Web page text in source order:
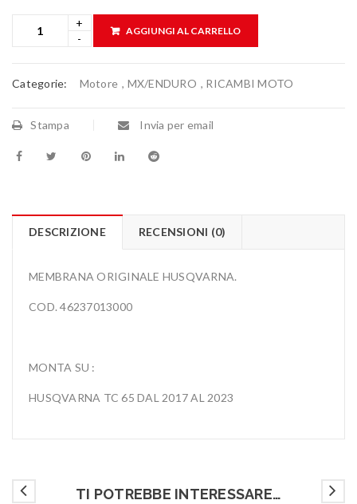
AGGIUNGI AL CARRELLO
Categorie: Motore , MX/ENDURO , RICAMBI MOTO
Stampa Invia per email
DESCRIZIONE RECENSIONI (0)
MEMBRANA ORIGINALE HUSQVARNA.
COD. 46237013000
MONTA SU :
HUSQVARNA TC 65 DAL 2017 AL 2023
TI POTREBBE INTERESSARE…